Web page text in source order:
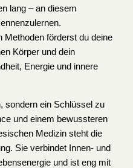
lang – an diesem
Methoden förderst du deine
Körper und dein
Energie und innere
sondern ein Schlüssel zu
und einem bewussteren
Medizin steht die
Sie verbindet Innen- und
und ist eng mit